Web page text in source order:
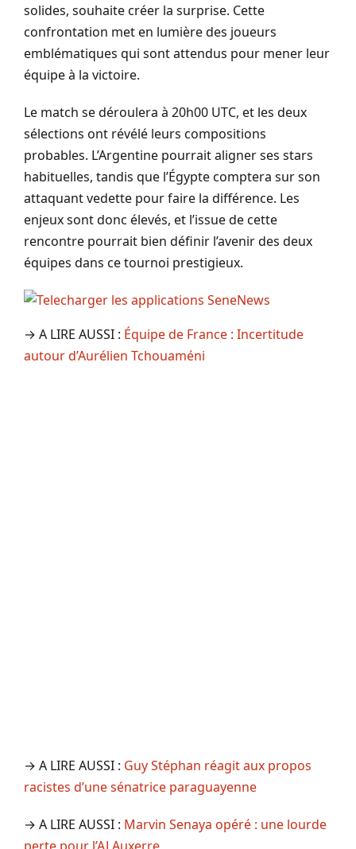
solides, souhaite créer la surprise. Cette
confrontation met en lumière des joueurs
emblématiques qui sont attendus pour mener leur
équipe à la victoire.
Le match se déroulera à 20h00 UTC, et les deux
sélections ont révélé leurs compositions
probables. L’Argentine pourrait aligner ses stars
habituelles, tandis que l’Égypte comptera sur son
attaquant vedette pour faire la différence. Les
enjeux sont donc élevés, et l’issue de cette
rencontre pourrait bien définir l’avenir des deux
équipes dans ce tournoi prestigieux.
→ A LIRE AUSSI : Équipe de France : Incertitude
autour d’Aurélien Tchouaméni
→ A LIRE AUSSI : Guy Stéphan réagit aux propos
racistes d’une sénatrice paraguayenne
→ A LIRE AUSSI : Marvin Senaya opéré : une lourde